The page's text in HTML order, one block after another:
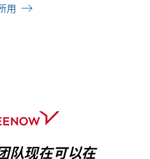
用
队现在可以在